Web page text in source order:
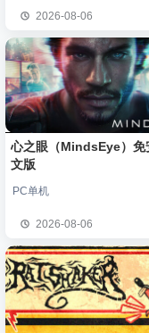
2026-08-06
心之眼（MindsEye）免
文版
PC单机
2026-08-06